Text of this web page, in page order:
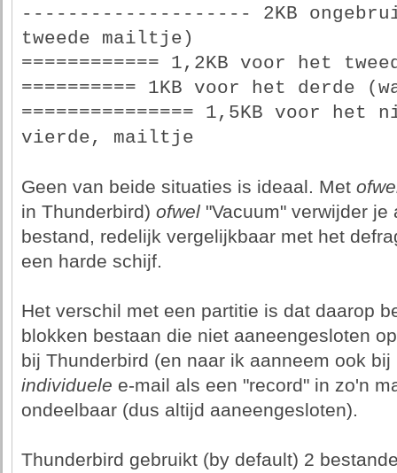
-------------------- 2KB
tweede mailtje)
============ 1,2KB voor het
========== 1KB voor het derde
=============== 1,5KB voor het
vierde, mailtje
Geen van beide situaties is ideaal. Met
in Thunderbird) ofwel"Vacuum" verwijder je
bestand, redelijk vergelijkbaar met het
een harde schijf.
Het verschil met een partitie is dat daarop
blokken bestaan die niet aaneengesloten
bij Thunderbird (en naar ik aanneem ook
individuele e-mail als een "record" in zo'n
ondeelbaar (dus altijd aaneengesloten).
Thunderbird gebruikt (by default) 2